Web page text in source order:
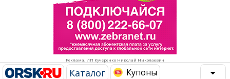
Реклама. ИП Кучеренко Николай Николаевич
Каталог Купоны
Развлечения и отдых
Спорт Фитнес
Недвижимость
Красота Косметология
Ремонт
Социальные организации
Это интересно
Администрация